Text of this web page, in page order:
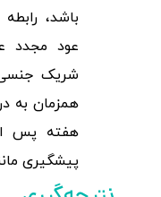
باشد،
عود مجدد
شریک
همزمان به
هفته پس
پیشگیری